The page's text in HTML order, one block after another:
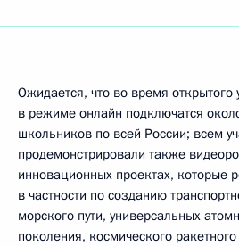
Ожидается, что во время открытого
в режиме онлайн подключатся
школьников по всей России; всем
продемонстрировали также
инновационных проектах, которые
в частности по созданию
морского пути, универсальных
поколения, космического